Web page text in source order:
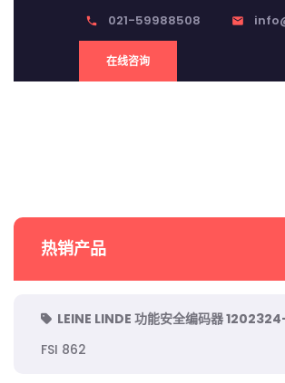
phone 021-59988508 email
在线咨询
热销产品
LEINE LINDE 功能安全编码器
FSI 862